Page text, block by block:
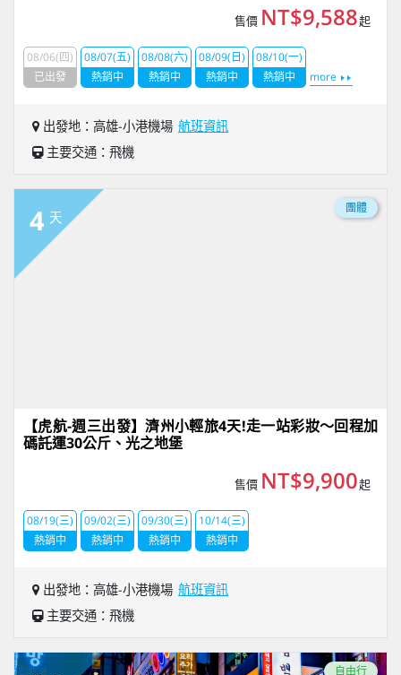
售價 NT$9,588起
08/06(四)
已出發
08/07(五)
熱銷中
08/08(六)
熱銷中
08/09(日)
熱銷中
08/10(一)
熱銷中
more
出發地：高雄-小港機場 航班資訊
主要交通：飛機
4 天
團體
【虎航-週三出發】濟州小輕旅4天!走一站彩妝～回程加
碼託運30公斤、光之地堡
售價 NT$9,900起
08/19(三)
熱銷中
09/02(三)
熱銷中
09/30(三)
熱銷中
10/14(三)
熱銷中
出發地：高雄-小港機場 航班資訊
主要交通：飛機
自由行